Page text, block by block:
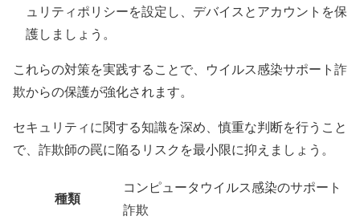
ュリティポリシーを設定し、デバイスとアカウントを保
護しましょう。
これらの対策を実践することで、ウイルス感染サポート詐
欺からの保護が強化されます。
セキュリティに関する知識を深め、慎重な判断を行うこと
で、詐欺師の罠に陥るリスクを最小限に抑えましょう。
種類
コンピュータウイルス感染のサポート
詐欺